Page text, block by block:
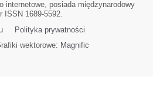
internetowe, posiada międzynarodowy
ISSN 1689-5592.
Polityka prywatności
wektorowe: Magnific